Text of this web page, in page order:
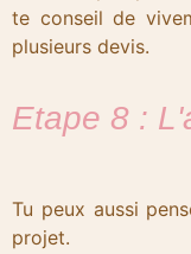
te conseil de
plusieurs devis.
Etape 8 :
Tu peux aussi
projet.